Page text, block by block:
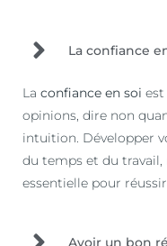
La confiance
La confiance en soi
opinions, dire non
intuition. Développer
du temps et du travail,
essentielle pour
Avoir un bon